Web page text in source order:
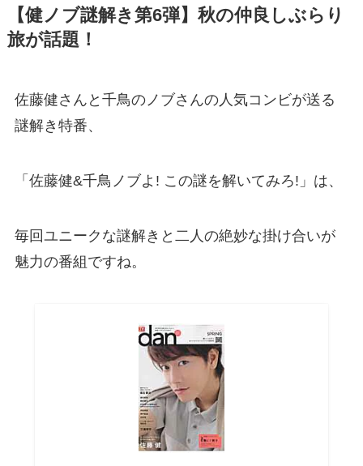
【健ノブ謎解き第6弾】秋の仲良しぶらり
旅が話題！
佐藤健さんと千鳥のノブさんの人気コンビが送る
謎解き特番、
「佐藤健&千鳥ノブよ! この謎を解いてみろ!」は、
毎回ユニークな謎解きと二人の絶妙な掛け合いが
魅力の番組ですね。